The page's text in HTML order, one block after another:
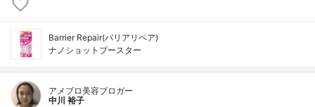
Barrier Repair(バリアリペア)
ナノショットブースター
アメブロ美容ブロガー
中川 裕子